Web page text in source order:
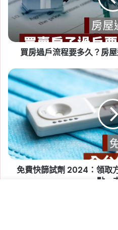
Tag:房東,社會住宅,租屋,租
項,租屋糾紛 ,租屋補助,租屋補
資格
2026-07-20
新竹人注意！竹科
戶社宅，「金城安
2029 年完工
新竹縣, 社
要
久？
過
戶
時
間、
流
程
圖
一
次
買房過戶流程要多久？房
免
費
快
篩
試
劑
2024：
領
取
免費快篩試劑 2024：領取
點一